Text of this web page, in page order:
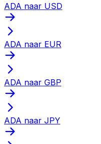
ADA naar USD
ADA naar EUR
ADA naar GBP
ADA naar JPY